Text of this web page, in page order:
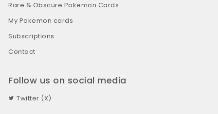
Rare & Obscure Pokemon Cards
My Pokemon cards
Subscriptions
Contact
Follow us on social media
Twitter (X)